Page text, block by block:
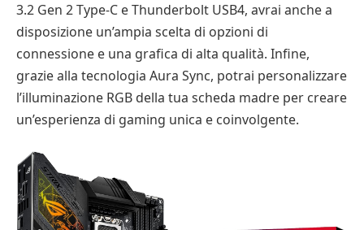
3.2 Gen 2 Type-C e Thunderbolt USB4, avrai anche a
disposizione un’ampia scelta di opzioni di
connessione e una grafica di alta qualità. Infine,
grazie alla tecnologia Aura Sync, potrai personalizzare
l’illuminazione RGB della tua scheda madre per creare
un’esperienza di gaming unica e coinvolgente.